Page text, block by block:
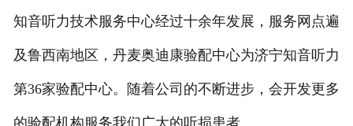
知音听力技术服务中心经过十余年发展，服务网点遍
及鲁西南地区，丹麦奥迪康验配中心为济宁知音听力
第36家验配中心。随着公司的不断进步，会开发更多
的验配机构服务我们广大的听损患者。